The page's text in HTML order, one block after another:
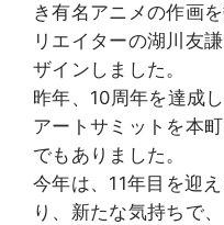
き有名アニメの作画
リエイターの湖川友
ザインしました。
昨年、10周年を達成
アートサミットを本
でもありました。
今年は、11年目を迎
り、新たな気持ちで